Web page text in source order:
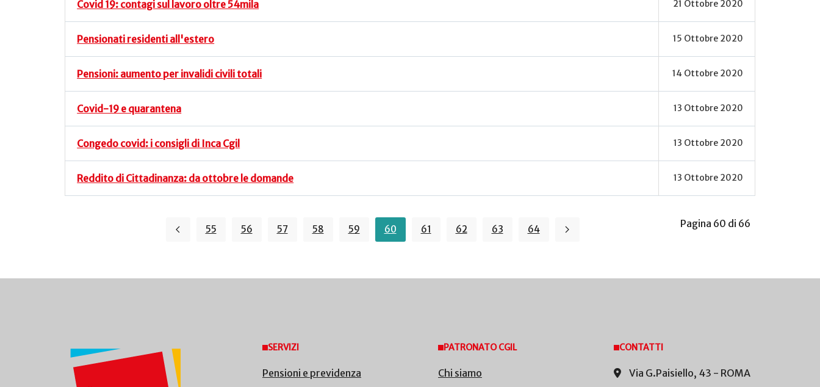
Covid 19: contagi sul lavoro oltre 54mila 21 Ottobre 2020
Pensionati residenti all'estero 15 Ottobre 2020
Pensioni: aumento per invalidi civili totali 14 Ottobre 2020
Covid-19 e quarantena 13 Ottobre 2020
Congedo covid: i consigli di Inca Cgil 13 Ottobre 2020
Reddito di Cittadinanza: da ottobre le domande 13 Ottobre 2020
Pagina 60 di 66
55 56 57 58 59 60 61 62 63 64
SERVIZI
Pensioni e previdenza
PATRONATO CGIL
Chi siamo
CONTATTI
Via G.Paisiello, 43 - ROMA